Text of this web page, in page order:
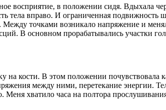
восприятие, в положении сидя. Вдыхала
тела вправо. И ограниченная
точками возникало напряжение и
В основном прорабатывались участки
на кости. В этом положении почувствовала
между ними, перетекание энергии.
хватило часа на полтора